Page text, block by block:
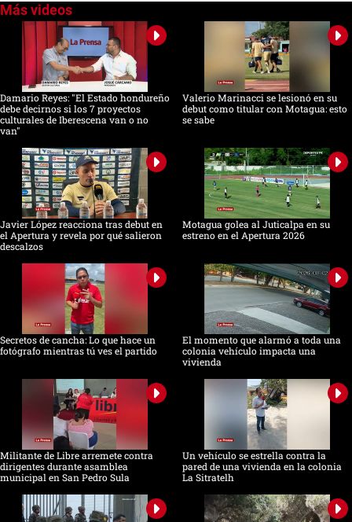
of
seconds
Damario Reyes: "El Estado hondureño
debe decirnos si los 7 proyectos
culturales de Iberescena van o no
van"
Valerio Marinacci se lesionó en su
debut como titular con Motagua: esto
se sabe
Javier López reacciona tras debut en
el Apertura y revela por qué salieron
descalzos
Motagua golea al Juticalpa en su
estreno en el Apertura 2026
Secretos de cancha: Lo que hace un
fotógrafo mientras tú ves el partido
El momento que alarmó a toda una
colonia vehículo impacta una
vivienda
Militante de Libre arremete contra
dirigentes durante asamblea
municipal en San Pedro Sula
Un vehículo se estrella contra la
pared de una vivienda en la colonia
La Sitratelh